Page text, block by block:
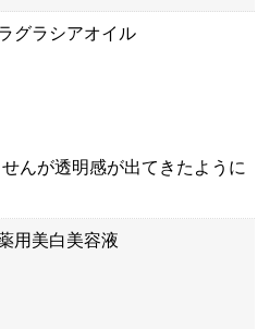
グラシアオイル
んが透明感が出てきたように
用美白美容液